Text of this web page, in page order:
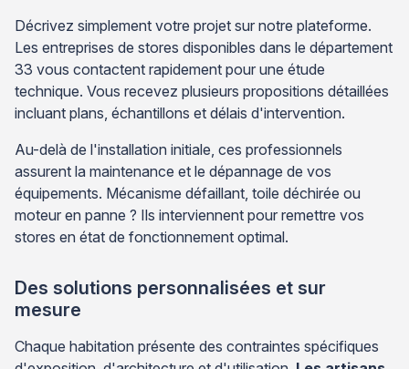
Décrivez simplement votre projet sur notre plateforme.
Les entreprises de stores disponibles dans le département
33 vous contactent rapidement pour une étude
technique. Vous recevez plusieurs propositions détaillées
incluant plans, échantillons et délais d'intervention.
Au-delà de l'installation initiale, ces professionnels
assurent la maintenance et le dépannage de vos
équipements. Mécanisme défaillant, toile déchirée ou
moteur en panne ? Ils interviennent pour remettre vos
stores en état de fonctionnement optimal.
Des solutions personnalisées et sur
mesure
Chaque habitation présente des contraintes spécifiques